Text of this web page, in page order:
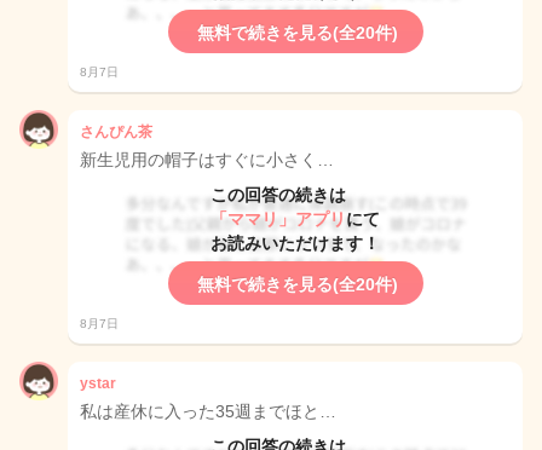
無料で続きを見る(全20件)
8月7日
さんぴん茶
新生児用の帽子はすぐに小さく…
この回答の続きは
「ママリ」アプリ にて
お読みいただけます！
無料で続きを見る(全20件)
8月7日
ystar
私は産休に入った35週までほと…